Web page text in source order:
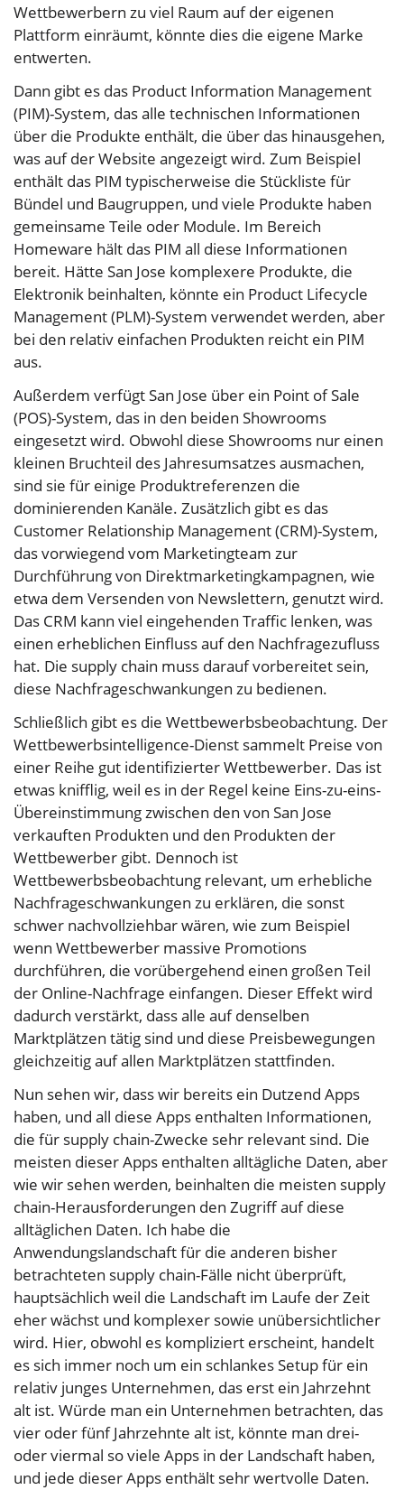
Wettbewerbern zu viel Raum auf der eigenen
Plattform einräumt, könnte dies die eigene Marke
entwerten.
Dann gibt es das Product Information Management
(PIM)-System, das alle technischen Informationen
über die Produkte enthält, die über das hinausgehen,
was auf der Website angezeigt wird. Zum Beispiel
enthält das PIM typischerweise die Stückliste für
Bündel und Baugruppen, und viele Produkte haben
gemeinsame Teile oder Module. Im Bereich
Homeware hält das PIM all diese Informationen
bereit. Hätte San Jose komplexere Produkte, die
Elektronik beinhalten, könnte ein Product Lifecycle
Management (PLM)-System verwendet werden, aber
bei den relativ einfachen Produkten reicht ein PIM
aus.
Außerdem verfügt San Jose über ein Point of Sale
(POS)-System, das in den beiden Showrooms
eingesetzt wird. Obwohl diese Showrooms nur einen
kleinen Bruchteil des Jahresumsatzes ausmachen,
sind sie für einige Produktreferenzen die
dominierenden Kanäle. Zusätzlich gibt es das
Customer Relationship Management (CRM)-System,
das vorwiegend vom Marketingteam zur
Durchführung von Direktmarketingkampagnen, wie
etwa dem Versenden von Newslettern, genutzt wird.
Das CRM kann viel eingehenden Traffic lenken, was
einen erheblichen Einfluss auf den Nachfragezufluss
hat. Die supply chain muss darauf vorbereitet sein,
diese Nachfrageschwankungen zu bedienen.
Schließlich gibt es die Wettbewerbsbeobachtung. Der
Wettbewerbsintelligence-Dienst sammelt Preise von
einer Reihe gut identifizierter Wettbewerber. Das ist
etwas knifflig, weil es in der Regel keine Eins-zu-eins-
Übereinstimmung zwischen den von San Jose
verkauften Produkten und den Produkten der
Wettbewerber gibt. Dennoch ist
Wettbewerbsbeobachtung relevant, um erhebliche
Nachfrageschwankungen zu erklären, die sonst
schwer nachvollziehbar wären, wie zum Beispiel
wenn Wettbewerber massive Promotions
durchführen, die vorübergehend einen großen Teil
der Online-Nachfrage einfangen. Dieser Effekt wird
dadurch verstärkt, dass alle auf denselben
Marktplätzen tätig sind und diese Preisbewegungen
gleichzeitig auf allen Marktplätzen stattfinden.
Nun sehen wir, dass wir bereits ein Dutzend Apps
haben, und all diese Apps enthalten Informationen,
die für supply chain-Zwecke sehr relevant sind. Die
meisten dieser Apps enthalten alltägliche Daten, aber
wie wir sehen werden, beinhalten die meisten supply
chain-Herausforderungen den Zugriff auf diese
alltäglichen Daten. Ich habe die
Anwendungslandschaft für die anderen bisher
betrachteten supply chain-Fälle nicht überprüft,
hauptsächlich weil die Landschaft im Laufe der Zeit
eher wächst und komplexer sowie unübersichtlicher
wird. Hier, obwohl es kompliziert erscheint, handelt
es sich immer noch um ein schlankes Setup für ein
relativ junges Unternehmen, das erst ein Jahrzehnt
alt ist. Würde man ein Unternehmen betrachten, das
vier oder fünf Jahrzehnte alt ist, könnte man drei-
oder viermal so viele Apps in der Landschaft haben,
und jede dieser Apps enthält sehr wertvolle Daten.